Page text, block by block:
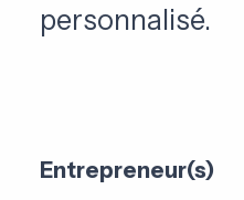
personnalisé.
Entrepreneur(s)